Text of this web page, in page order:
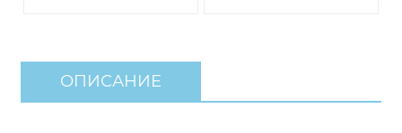
ОПИСАНИЕ